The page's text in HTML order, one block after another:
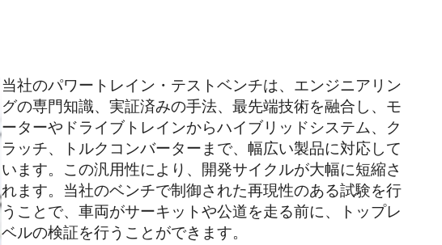
当社のパワートレイン・テストベンチは、エンジニアリン
グの専門知識、実証済みの手法、最先端技術を融合し、モ
ーターやドライブトレインからハイブリッドシステム、ク
ラッチ、トルクコンバーターまで、幅広い製品に対応して
います。この汎用性により、開発サイクルが大幅に短縮さ
れます。当社のベンチで制御された再現性のある試験を行
うことで、車両がサーキットや公道を走る前に、トップレ
ベルの検証を行うことができます。